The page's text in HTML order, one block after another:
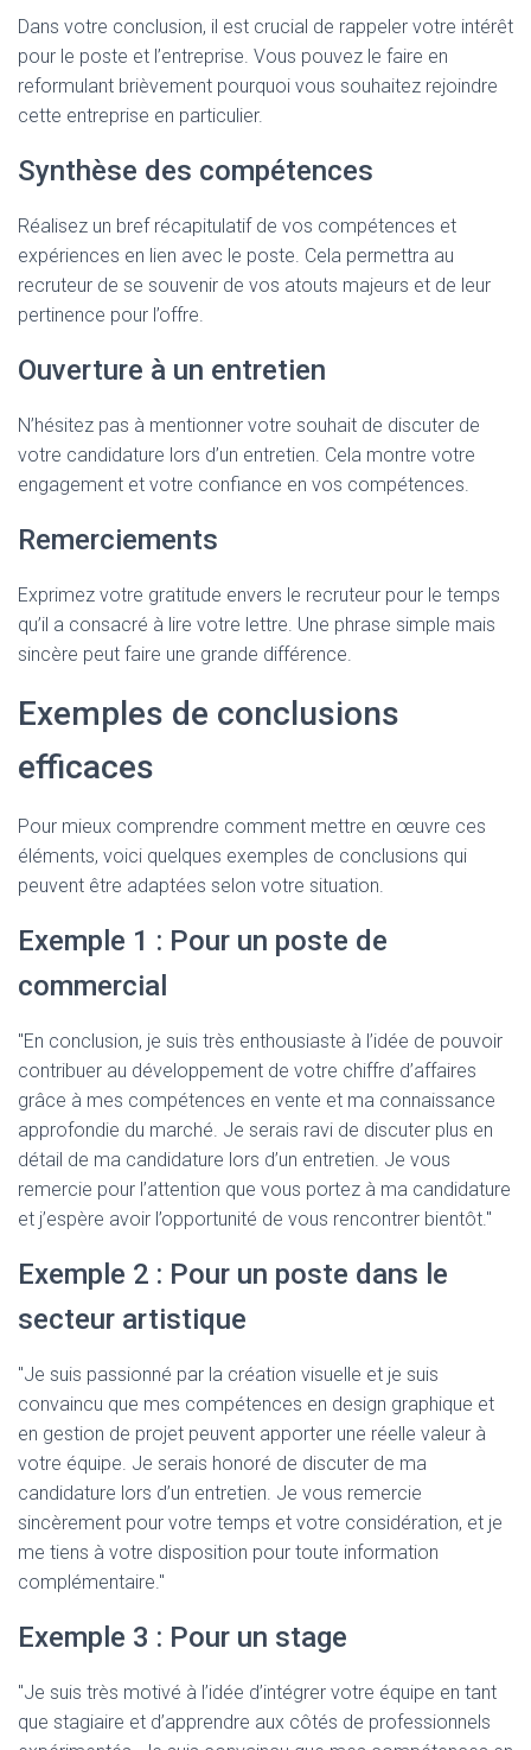
Dans votre conclusion, il est crucial de rappeler votre intérêt
pour le poste et l’entreprise. Vous pouvez le faire en
reformulant brièvement pourquoi vous souhaitez rejoindre
cette entreprise en particulier.
Synthèse des compétences
Réalisez un bref récapitulatif de vos compétences et
expériences en lien avec le poste. Cela permettra au
recruteur de se souvenir de vos atouts majeurs et de leur
pertinence pour l’offre.
Ouverture à un entretien
N’hésitez pas à mentionner votre souhait de discuter de
votre candidature lors d’un entretien. Cela montre votre
engagement et votre confiance en vos compétences.
Remerciements
Exprimez votre gratitude envers le recruteur pour le temps
qu’il a consacré à lire votre lettre. Une phrase simple mais
sincère peut faire une grande différence.
Exemples de conclusions
efficaces
Pour mieux comprendre comment mettre en œuvre ces
éléments, voici quelques exemples de conclusions qui
peuvent être adaptées selon votre situation.
Exemple 1 : Pour un poste de
commercial
"En conclusion, je suis très enthousiaste à l’idée de pouvoir
contribuer au développement de votre chiffre d’affaires
grâce à mes compétences en vente et ma connaissance
approfondie du marché. Je serais ravi de discuter plus en
détail de ma candidature lors d’un entretien. Je vous
remercie pour l’attention que vous portez à ma candidature
et j’espère avoir l’opportunité de vous rencontrer bientôt."
Exemple 2 : Pour un poste dans le
secteur artistique
"Je suis passionné par la création visuelle et je suis
convaincu que mes compétences en design graphique et
en gestion de projet peuvent apporter une réelle valeur à
votre équipe. Je serais honoré de discuter de ma
candidature lors d’un entretien. Je vous remercie
sincèrement pour votre temps et votre considération, et je
me tiens à votre disposition pour toute information
complémentaire."
Exemple 3 : Pour un stage
"Je suis très motivé à l’idée d’intégrer votre équipe en tant
que stagiaire et d’apprendre aux côtés de professionnels